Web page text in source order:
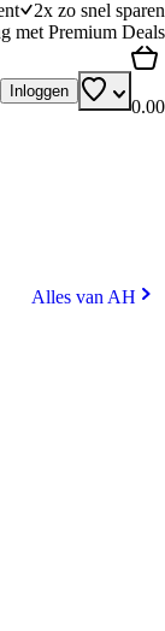
2x zo snel sparen
met Premium Deals
Inloggen
0.00
Alles van AH